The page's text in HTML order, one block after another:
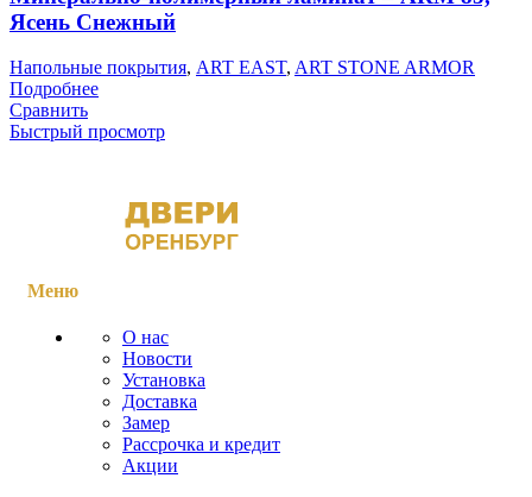
Ясень Снежный
Напольные покрытия, ART EAST, ART STONE ARMOR
Подробнее
Сравнить
Быстрый просмотр
Меню
О нас
Новости
Установка
Доставка
Замер
Рассрочка и кредит
Акции